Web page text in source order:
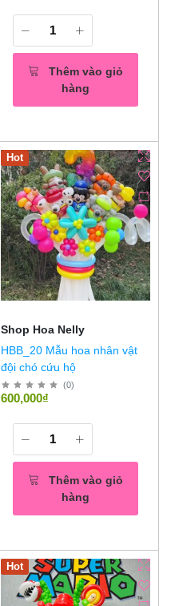
Thêm vào giỏ
hàng
Hot
Shop Hoa Nelly
HBB_20 Mẫu hoa nhân vật
đội chó cứu hộ
(0)
600,000₫
Thêm vào giỏ
hàng
Hot